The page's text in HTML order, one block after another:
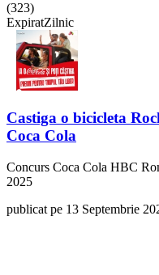
(323)
ExpiratZilnic
Castiga o bicicleta
Coca Cola
Concurs Coca Cola HBC
2025
publicat pe 13 Septembrie